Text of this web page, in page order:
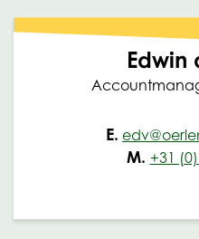
Edwin
E.
M. +31